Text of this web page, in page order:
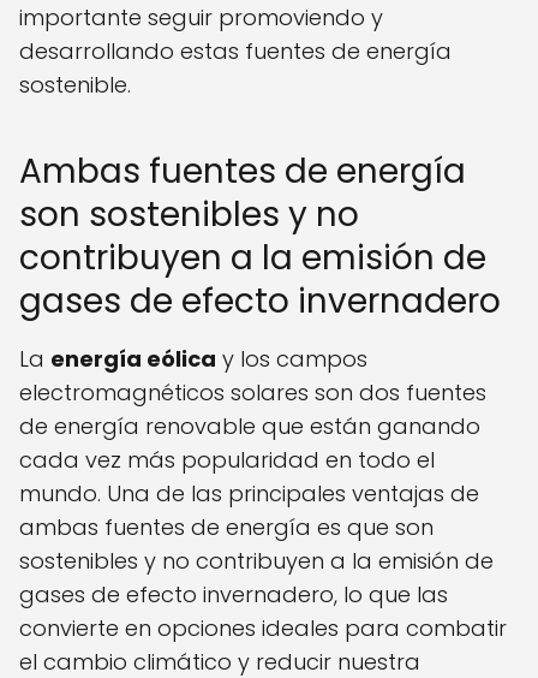
importante seguir promoviendo y
desarrollando estas fuentes de energía
sostenible.
Ambas fuentes de energía
son sostenibles y no
contribuyen a la emisión de
gases de efecto invernadero
La energía eólica y los campos
electromagnéticos solares son dos fuentes
de energía renovable que están ganando
cada vez más popularidad en todo el
mundo. Una de las principales ventajas de
ambas fuentes de energía es que son
sostenibles y no contribuyen a la emisión de
gases de efecto invernadero, lo que las
convierte en opciones ideales para combatir
el cambio climático y reducir nuestra